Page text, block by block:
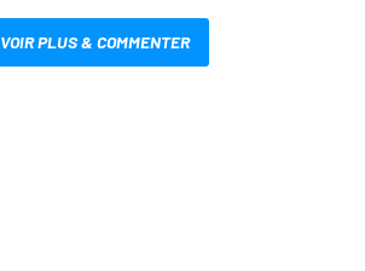
VOIR PLUS & COMMENTER